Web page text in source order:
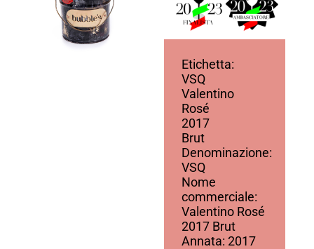
Etichetta:
VSQ
Valentino
Rosé
2017
Brut
Denominazione:
VSQ
Nome
commerciale:
Valentino Rosé
2017 Brut
Annata: 2017